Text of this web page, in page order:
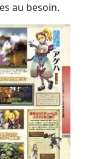
au besoin.